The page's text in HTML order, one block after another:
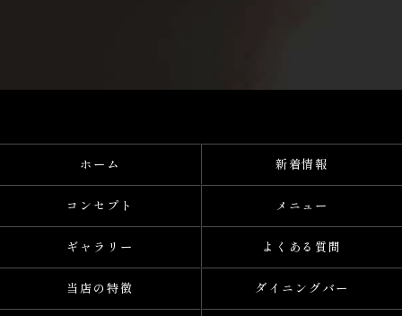
ホーム 新着情報
コンセプト メニュー
ギャラリー よくある質問
当店の特徴 ダイニングバー